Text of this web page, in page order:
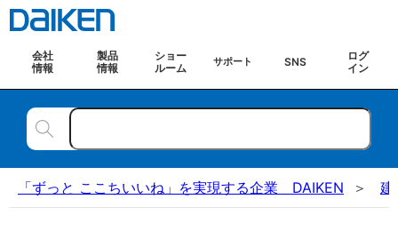
会社
情報
製品
情報
ショー
ルーム
サポート SNS
ログ
イン
「ずっと ここちいいね」を実現する企業 DAIKEN 建